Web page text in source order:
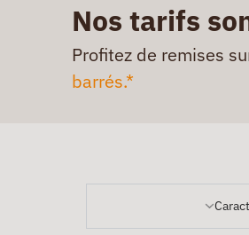
Nos tarifs
Profitez de remises
barrés.*